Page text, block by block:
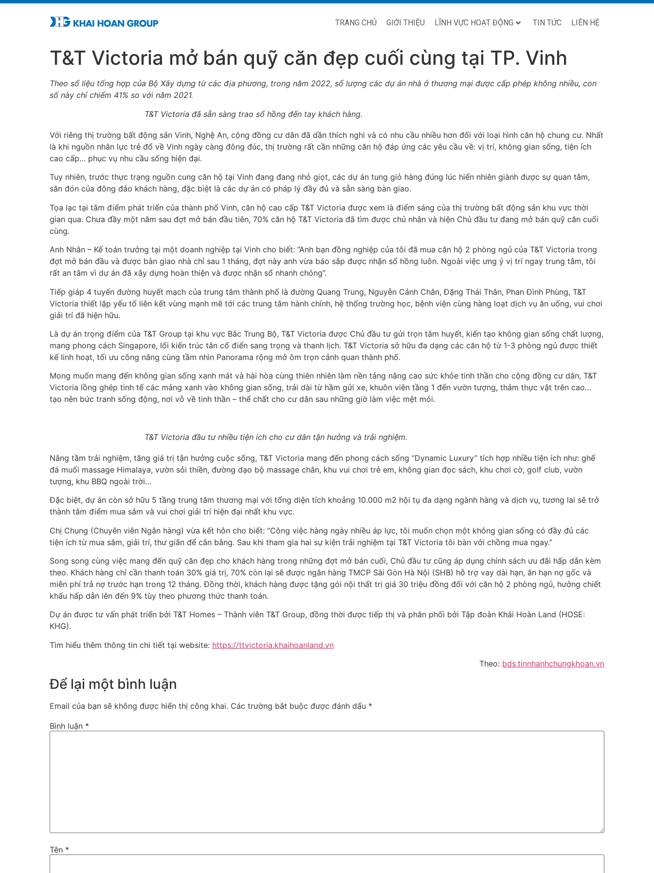
TRANG CHỦ GIỚI THIỆU LĨNH VỰC HOẠT ĐỘNG TIN TỨC LIÊN HỆ
T&T Victoria mở bán quỹ căn đẹp cuối cùng tại TP. Vinh
Theo số liệu tổng hợp của Bộ Xây dựng từ các địa phương, trong năm 2022, số lượng các dự án nhà ở thương mại được cấp phép không nhiều, con
số này chỉ chiếm 41% so với năm 2021.
T&T Victoria đã sẵn sàng trao sổ hồng đến tay khách hàng.
Với riêng thị trường bất động sản Vinh, Nghệ An, cộng đồng cư dân đã dần thích nghi và có nhu cầu nhiều hơn đối với loại hình căn hộ chung cư. Nhất
là khi nguồn nhân lực trẻ đổ về Vinh ngày càng đông đúc, thị trường rất cần những căn hộ đáp ứng các yêu cầu về: vị trí, không gian sống, tiện ích
cao cấp… phục vụ nhu cầu sống hiện đại.
Tuy nhiên, trước thực trạng nguồn cung căn hộ tại Vinh đang đang nhỏ giọt, các dự án tung giỏ hàng đúng lúc hiển nhiên giành được sự quan tâm,
săn đón của đông đảo khách hàng, đặc biệt là các dự án có pháp lý đầy đủ và sẵn sàng bàn giao.
Tọa lạc tại tâm điểm phát triển của thành phố Vinh, căn hộ cao cấp T&T Victoria được xem là điểm sáng của thị trường bất động sản khu vực thời
gian qua. Chưa đầy một năm sau đợt mở bán đầu tiên, 70% căn hộ T&T Victoria đã tìm được chủ nhân và hiện Chủ đầu tư đang mở bán quỹ căn cuối
cùng.
Anh Nhân – Kế toán trưởng tại một doanh nghiệp tại Vinh cho biết: “Anh bạn đồng nghiệp của tôi đã mua căn hộ 2 phòng ngủ của T&T Victoria trong
đợt mở bán đầu và được bàn giao nhà chỉ sau 1 tháng, đợt này anh vừa báo sắp được nhận sổ hồng luôn. Ngoài việc ưng ý vị trí ngay trung tâm, tôi
rất an tâm vì dự án đã xây dựng hoàn thiện và được nhận sổ nhanh chóng”.
Tiếp giáp 4 tuyến đường huyết mạch của trung tâm thành phố là đường Quang Trung, Nguyễn Cảnh Chân, Đặng Thái Thân, Phan Đình Phùng, T&T
Victoria thiết lập yếu tố liên kết vùng mạnh mẽ tới các trung tâm hành chính, hệ thống trường học, bệnh viện cùng hàng loạt dịch vụ ăn uống, vui chơi
giải trí đã hiện hữu.
Là dự án trọng điểm của T&T Group tại khu vực Bắc Trung Bộ, T&T Victoria được Chủ đầu tư gửi trọn tâm huyết, kiến tạo không gian sống chất lượng,
mang phong cách Singapore, lối kiến trúc tân cổ điển sang trọng và thanh lịch. T&T Victoria sở hữu đa dạng các căn hộ từ 1-3 phòng ngủ được thiết
kế linh hoạt, tối ưu công năng cùng tầm nhìn Panorama rộng mở ôm trọn cảnh quan thành phố.
Mong muốn mang đến không gian sống xanh mát và hài hòa cùng thiên nhiên làm nền tảng nâng cao sức khỏe tinh thần cho cộng đồng cư dân, T&T
Victoria lồng ghép tinh tế các mảng xanh vào không gian sống, trải dài từ hầm gửi xe, khuôn viên tầng 1 đến vườn tượng, thảm thực vật trên cao…
tạo nên bức tranh sống động, nơi vỗ về tinh thần – thể chất cho cư dân sau những giờ làm việc mệt mỏi.
T&T Victoria đầu tư nhiều tiện ích cho cư dân tận hưởng và trải nghiệm.
Nâng tầm trải nghiệm, tăng giá trị tận hưởng cuộc sống, T&T Victoria mang đến phong cách sống “Dynamic Luxury” tích hợp nhiều tiện ích như: ghế
đá muối massage Himalaya, vườn sỏi thiền, đường dạo bộ massage chân, khu vui chơi trẻ em, không gian đọc sách, khu chơi cờ, golf club, vườn
tượng, khu BBQ ngoài trời…
Đặc biệt, dự án còn sở hữu 5 tầng trung tâm thương mại với tổng diện tích khoảng 10.000 m2 hội tụ đa dạng ngành hàng và dịch vụ, tương lai sẽ trở
thành tâm điểm mua sắm và vui chơi giải trí hiện đại nhất khu vực.
Chị Chung (Chuyên viên Ngân hàng) vừa kết hôn cho biết: “Công việc hàng ngày nhiều áp lực, tôi muốn chọn một không gian sống có đầy đủ các
tiện ích từ mua sắm, giải trí, thư giãn để cân bằng. Sau khi tham gia hai sự kiện trải nghiệm tại T&T Victoria tôi bàn với chồng mua ngay.”
Song song cùng việc mang đến quỹ căn đẹp cho khách hàng trong những đợt mở bán cuối, Chủ đầu tư cũng áp dụng chính sách ưu đãi hấp dẫn kèm
theo. Khách hàng chỉ cần thanh toán 30% giá trị, 70% còn lại sẽ được ngân hàng TMCP Sài Gòn Hà Nội (SHB) hỗ trợ vay dài hạn, ân hạn nợ gốc và
miễn phí trả nợ trước hạn trong 12 tháng. Đồng thời, khách hàng được tặng gói nội thất trị giá 30 triệu đồng đối với căn hộ 2 phòng ngủ, hưởng chiết
khấu hấp dẫn lên đến 9% tùy theo phương thức thanh toán.
Dự án được tư vấn phát triển bởi T&T Homes – Thành viên T&T Group, đồng thời được tiếp thị và phân phối bởi Tập đoàn Khải Hoàn Land (HOSE:
KHG).
Tìm hiểu thêm thông tin chi tiết tại website: https://ttvictoria.khaihoanland.vn
Theo: bds.tinnhanhchungkhoan.vn
Để lại một bình luận
Email của bạn sẽ không được hiển thị công khai. Các trường bắt buộc được đánh dấu *
Bình luận *
Tên *